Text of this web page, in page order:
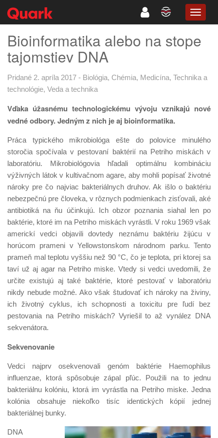
Bioinformatika alebo na stope
tajomstiev DNA
Pridané 2. apríla 2017 - Biológia, Chémia, Medicína, Technika a
technológie, Veda a technika
Vďaka úžasnému technologickému vývoju vznikajú nové
vedné odbory. Jedným z nich je aj bioinformatika.
Práca typického mikrobiológa ešte do polovice minulého
storočia spočívala v pestovaní baktérií na Petriho miskách v
laboratóriu. Mikrobiológovia hľadali optimálnu kombináciu
výživných látok v kultivačnom agare, aby mohli popísať životné
nároky pre čo najviac bakteriálnych druhov. Ak išlo o baktériu
nebezpečnú pre človeka, v rôznych podmienkach zisťovali, aké
antibiotiká na ňu účinkujú. Ich obzor poznania siahal len po
baktérie, ktoré im na Petriho miskách vyrástli. V roku 1969 však
americkí vedci objavili dovtedy neznámu baktériu žijúcu v
horúcom prameni v Yellowstonskom národnom parku. Tento
prameň mal teplotu vyššiu než 90 °C, čo je teplota, pri ktorej sa
taví už aj agar na Petriho miske. Vtedy si vedci uvedomili, že
určite existujú aj také baktérie, ktoré pestovať v laboratóriu
nikdy nebude možné. Ako však študovať ich nároky na živiny,
ich životný cyklus, ich schopnosti a toxicitu pre ľudí bez
pestovania na Petriho miskách? Vyriešil to až vynález DNA
sekvenátora.
Sekvenovanie
Vedci najprv osekvenovali genóm baktérie Haemophilus
influenzae, ktorá spôsobuje zápal pľúc. Použili na to jednu
bakteriálnu kolóniu, ktorá im vyrástla na Petriho miske. Jedna
kolónia obsahuje niekoľko tisíc identických kópií jednej
bakteriálnej bunky.
DNA